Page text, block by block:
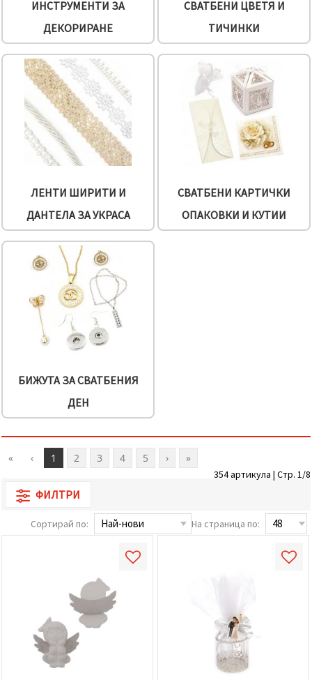
дадения
"бисквитки"
и кликнеш
бутона
"Запази"
Приеми
всички
Настройки
на
ИНСТРУМЕНТИ ЗА
ДЕКОРИРАНЕ
СВАТБЕНИ ЦВЕТЯ И
ТИЧИНКИ
ЛЕНТИ ШИРИТИ И
ДАНТЕЛА ЗА УКРАСА
СВАТБЕНИ КАРТИЧКИ
ОПАКОВКИ И КУТИИ
БИЖУТА ЗА СВАТБЕНИЯ
ДЕН
« ‹ 1 2 3 4 5 › »
354 артикула | Стр. 1/8
ФИЛТРИ
Сортирай по: На страница по: